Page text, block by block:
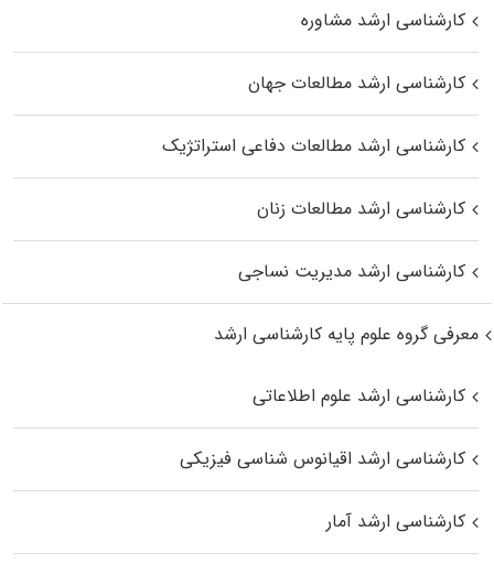
کارشناسی ارشد مشاوره
کارشناسی ارشد مطالعات جهان
کارشناسی ارشد مطالعات دفاعی استراتژیک
کارشناسی ارشد مطالعات زنان
کارشناسی ارشد مدیریت نساجی
معرفی گروه علوم پایه کارشناسی ارشد
کارشناسی ارشد علوم اطلاعاتی
کارشناسی ارشد اقیانوس‌ شناسی فیزیکی
کارشناسی ارشد آمار